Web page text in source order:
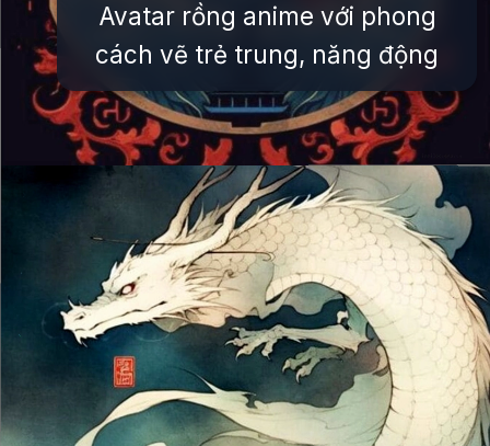
Avatar rồng anime với phong
cách vẽ trẻ trung, năng động
https://issiloo.edu.vn/avatar-rong-ngau